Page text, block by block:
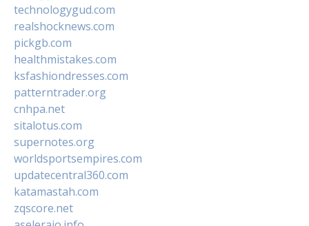
technologygud.com
realshocknews.com
pickgb.com
healthmistakes.com
ksfashiondresses.com
patterntrader.org
cnhpa.net
sitalotus.com
supernotes.org
worldsportsempires.com
updatecentral360.com
katamastah.com
zqscore.net